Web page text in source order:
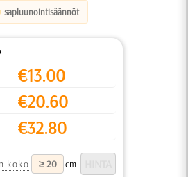
sapluunointisäännöt
€13.00
€20.60
€32.80
koko
cm